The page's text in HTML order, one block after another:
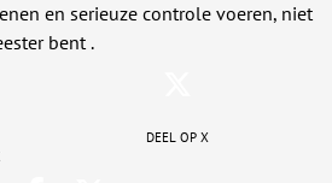
en serieuze controle voeren, niet
bent .
Deel op X